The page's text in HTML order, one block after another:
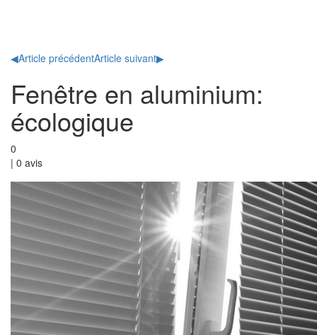
◀Article précédentArticle suivant▶
Fenêtre en aluminium:
écologique
0
| 0 avis